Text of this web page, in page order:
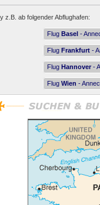
z.B. ab folgender Abflughafen:
Flug Basel -
Flug Frankfurt -
Flug Hannover -
Flug Wien -